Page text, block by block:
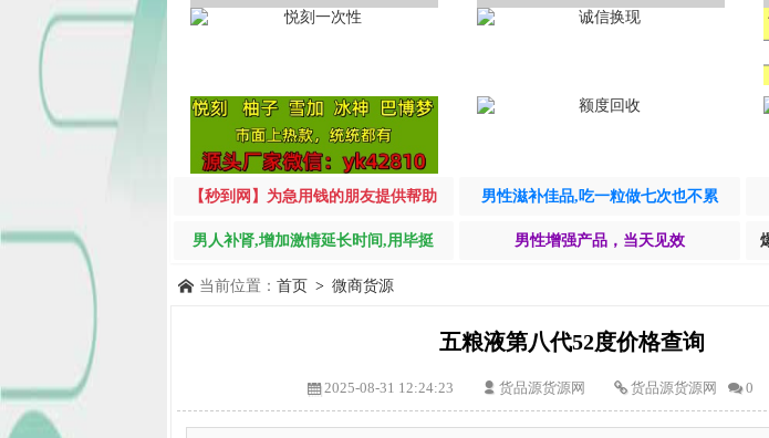
【秒到网】为急用钱的朋友提供帮助 男性滋补佳品,吃一粒做七次也不累
男人补肾,增加激情延长时间,用毕挺 男性增强产品，当天见效
当前位置： 首页 > 微商货源
五粮液第八代52度价格查询
2025-08-31 12:24:23 货品源货源网 货品源货源网 0